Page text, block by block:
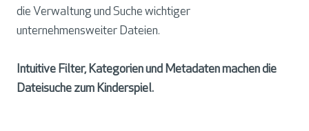
die Verwaltung und Suche wichtiger
unternehmensweiter Dateien.
Intuitive Filter, Kategorien und Metadaten machen die
Dateisuche zum Kinderspiel.